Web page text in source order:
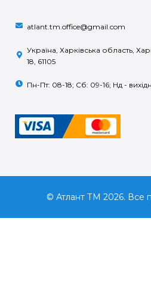
atlant.tm.office@gmail.com
Україна, Харківська область,
18, 61105
Пн-Пт: 08-18; Сб: 09-16; Нд -
© Атлант ТМ 2026. Все